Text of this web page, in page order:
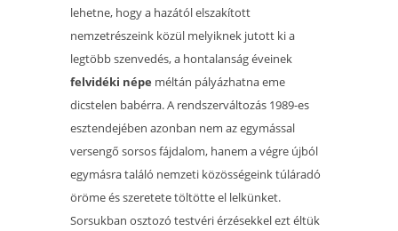
lehetne, hogy a hazától elszakított
nemzetrészeink közül melyiknek jutott ki a
legtöbb szenvedés, a hontalanság éveinek
felvidéki népe méltán pályázhatna eme
dicstelen babérra. A rendszerváltozás 1989-es
esztendejében azonban nem az egymással
versengő sorsos fájdalom, hanem a végre újból
egymásra találó nemzeti közösségeink túláradó
öröme és szeretete töltötte el lelkünket.
Sorsukban osztozó testvéri érzésekkel ezt éltük